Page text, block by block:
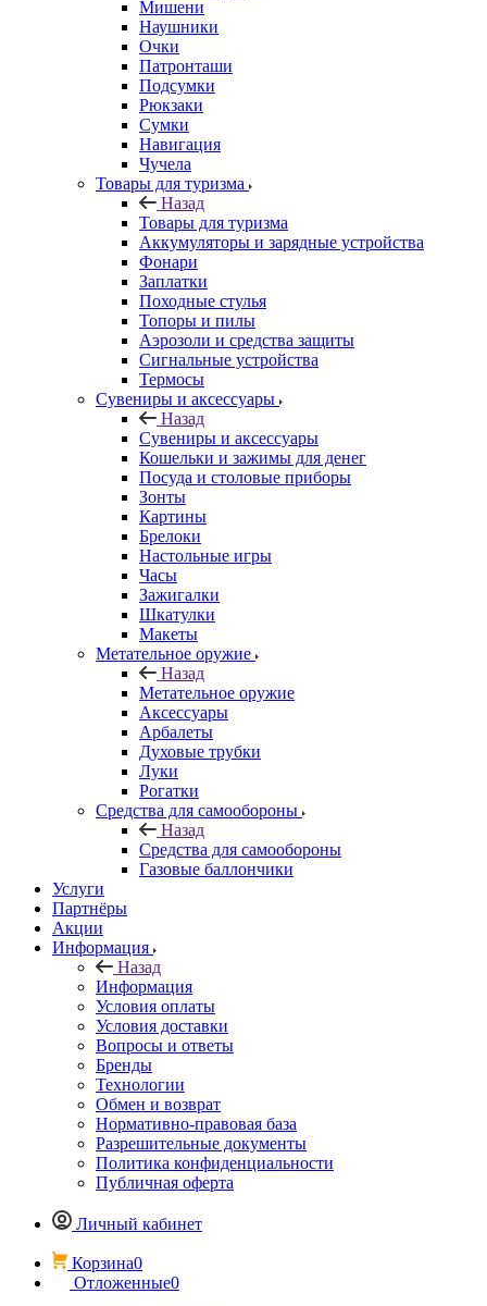
Мишени
Наушники
Очки
Патронташи
Подсумки
Рюкзаки
Сумки
Навигация
Чучела
Товары для туризма
Назад
Товары для туризма
Аккумуляторы и зарядные устройства
Фонари
Заплатки
Походные стулья
Топоры и пилы
Аэрозоли и средства защиты
Сигнальные устройства
Термосы
Сувениры и аксессуары
Назад
Сувениры и аксессуары
Кошельки и зажимы для денег
Посуда и столовые приборы
Зонты
Картины
Брелоки
Настольные игры
Часы
Зажигалки
Шкатулки
Макеты
Метательное оружие
Назад
Метательное оружие
Аксессуары
Арбалеты
Духовые трубки
Луки
Рогатки
Средства для самообороны
Назад
Средства для самообороны
Газовые баллончики
Услуги
Партнёры
Акции
Информация
Назад
Информация
Условия оплаты
Условия доставки
Вопросы и ответы
Бренды
Технологии
Обмен и возврат
Нормативно-правовая база
Разрешительные документы
Политика конфиденциальности
Публичная оферта
Личный кабинет
Корзина0
Отложенные0